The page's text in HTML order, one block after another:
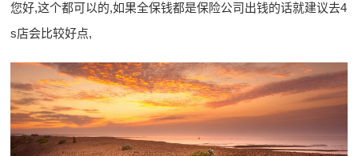
您好,这个都可以的,如果全保钱都是保险公司出钱的话就建议去4
s店会比较好点,